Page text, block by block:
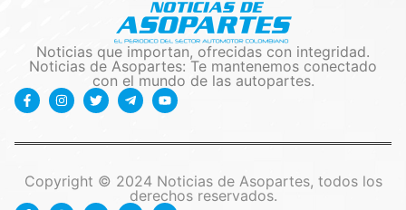
Noticias que importan, ofrecidas con integridad.
Noticias de Asopartes: Te mantenemos conectado
con el mundo de las autopartes.
Copyright © 2024 Noticias de Asopartes, todos los
derechos reservados.